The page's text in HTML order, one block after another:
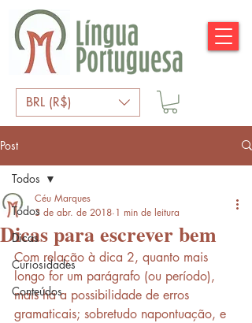
BRL (R$)
Post
Todos
Dicas
Curiosidades
Conteúdos
Todos
Dicas para escrever bem
Céu Marques
3 de abr. de 2018 1 min de leitura
Com relação à dica 2, quanto mais
longo for um parágrafo (ou período),
mais há a possibilidade de erros
gramaticais; sobretudo napontuação, e